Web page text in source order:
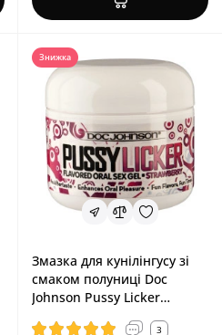
Знижка
Змазка для кунілінгусу зі
смаком полуниці Doc
Johnson Pussy Licker
3